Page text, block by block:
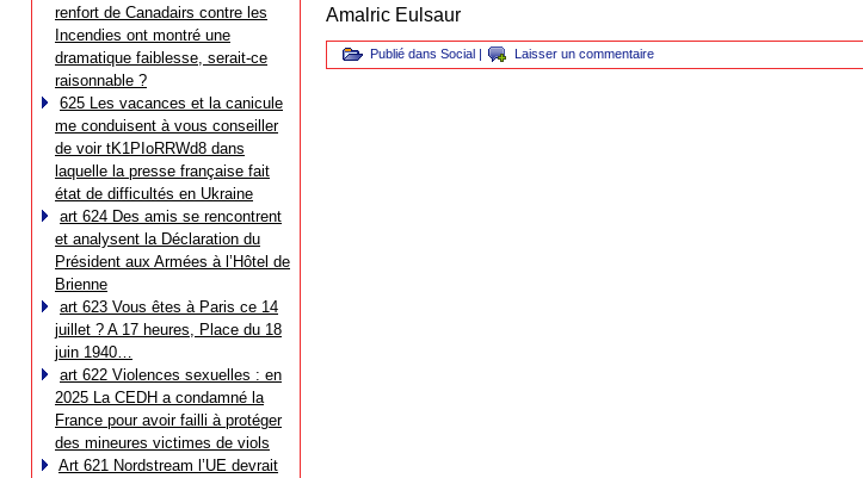
renfort de Canadairs contre les
Incendies ont montré une
dramatique faiblesse, serait-ce
raisonnable ?
625 Les vacances et la canicule
me conduisent à vous conseiller
de voir tK1PIoRRWd8 dans
laquelle la presse française fait
état de difficultés en Ukraine
art 624 Des amis se rencontrent
et analysent la Déclaration du
Président aux Armées à l’Hôtel de
Brienne
art 623 Vous êtes à Paris ce 14
juillet ? A 17 heures, Place du 18
juin 1940…
art 622 Violences sexuelles : en
2025 La CEDH a condamné la
France pour avoir failli à protéger
des mineures victimes de viols
Art 621 Nordstream l’UE devrait
Amalric Eulsaur
Publié dans Social | Laisser un commentaire